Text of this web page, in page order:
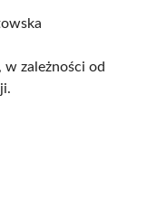
zależności od